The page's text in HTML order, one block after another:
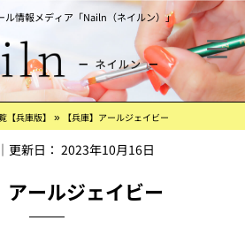
ル情報メディア「Nailn（ネイルン）」
【兵庫版】 » 【兵庫】アールジェイビー
｜更新日： 2023年10月16日
アールジェイビー